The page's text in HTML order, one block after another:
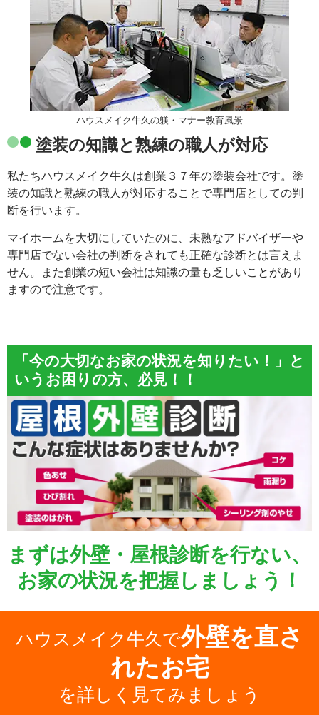
ハウスメイク牛久の躾・マナー教育風景
塗装の知識と熟練の職人が対応
私たちハウスメイク牛久は創業３７年の塗装会社です。塗
装の知識と熟練の職人が対応することで専門店としての判
断を行います。
マイホームを大切にしていたのに、未熟なアドバイザーや
専門店でない会社の判断をされても正確な診断とは言えま
せん。また創業の短い会社は知識の量も乏しいことがあり
ますので注意です。
「今の大切なお家の状況を知りたい！」と
いうお困りの方、必見！！
まずは外壁・屋根診断を行ない、
お家の状況を把握しましょう！
ハウスメイク牛久で外壁を直さ
れたお宅
を詳しく見てみましょう